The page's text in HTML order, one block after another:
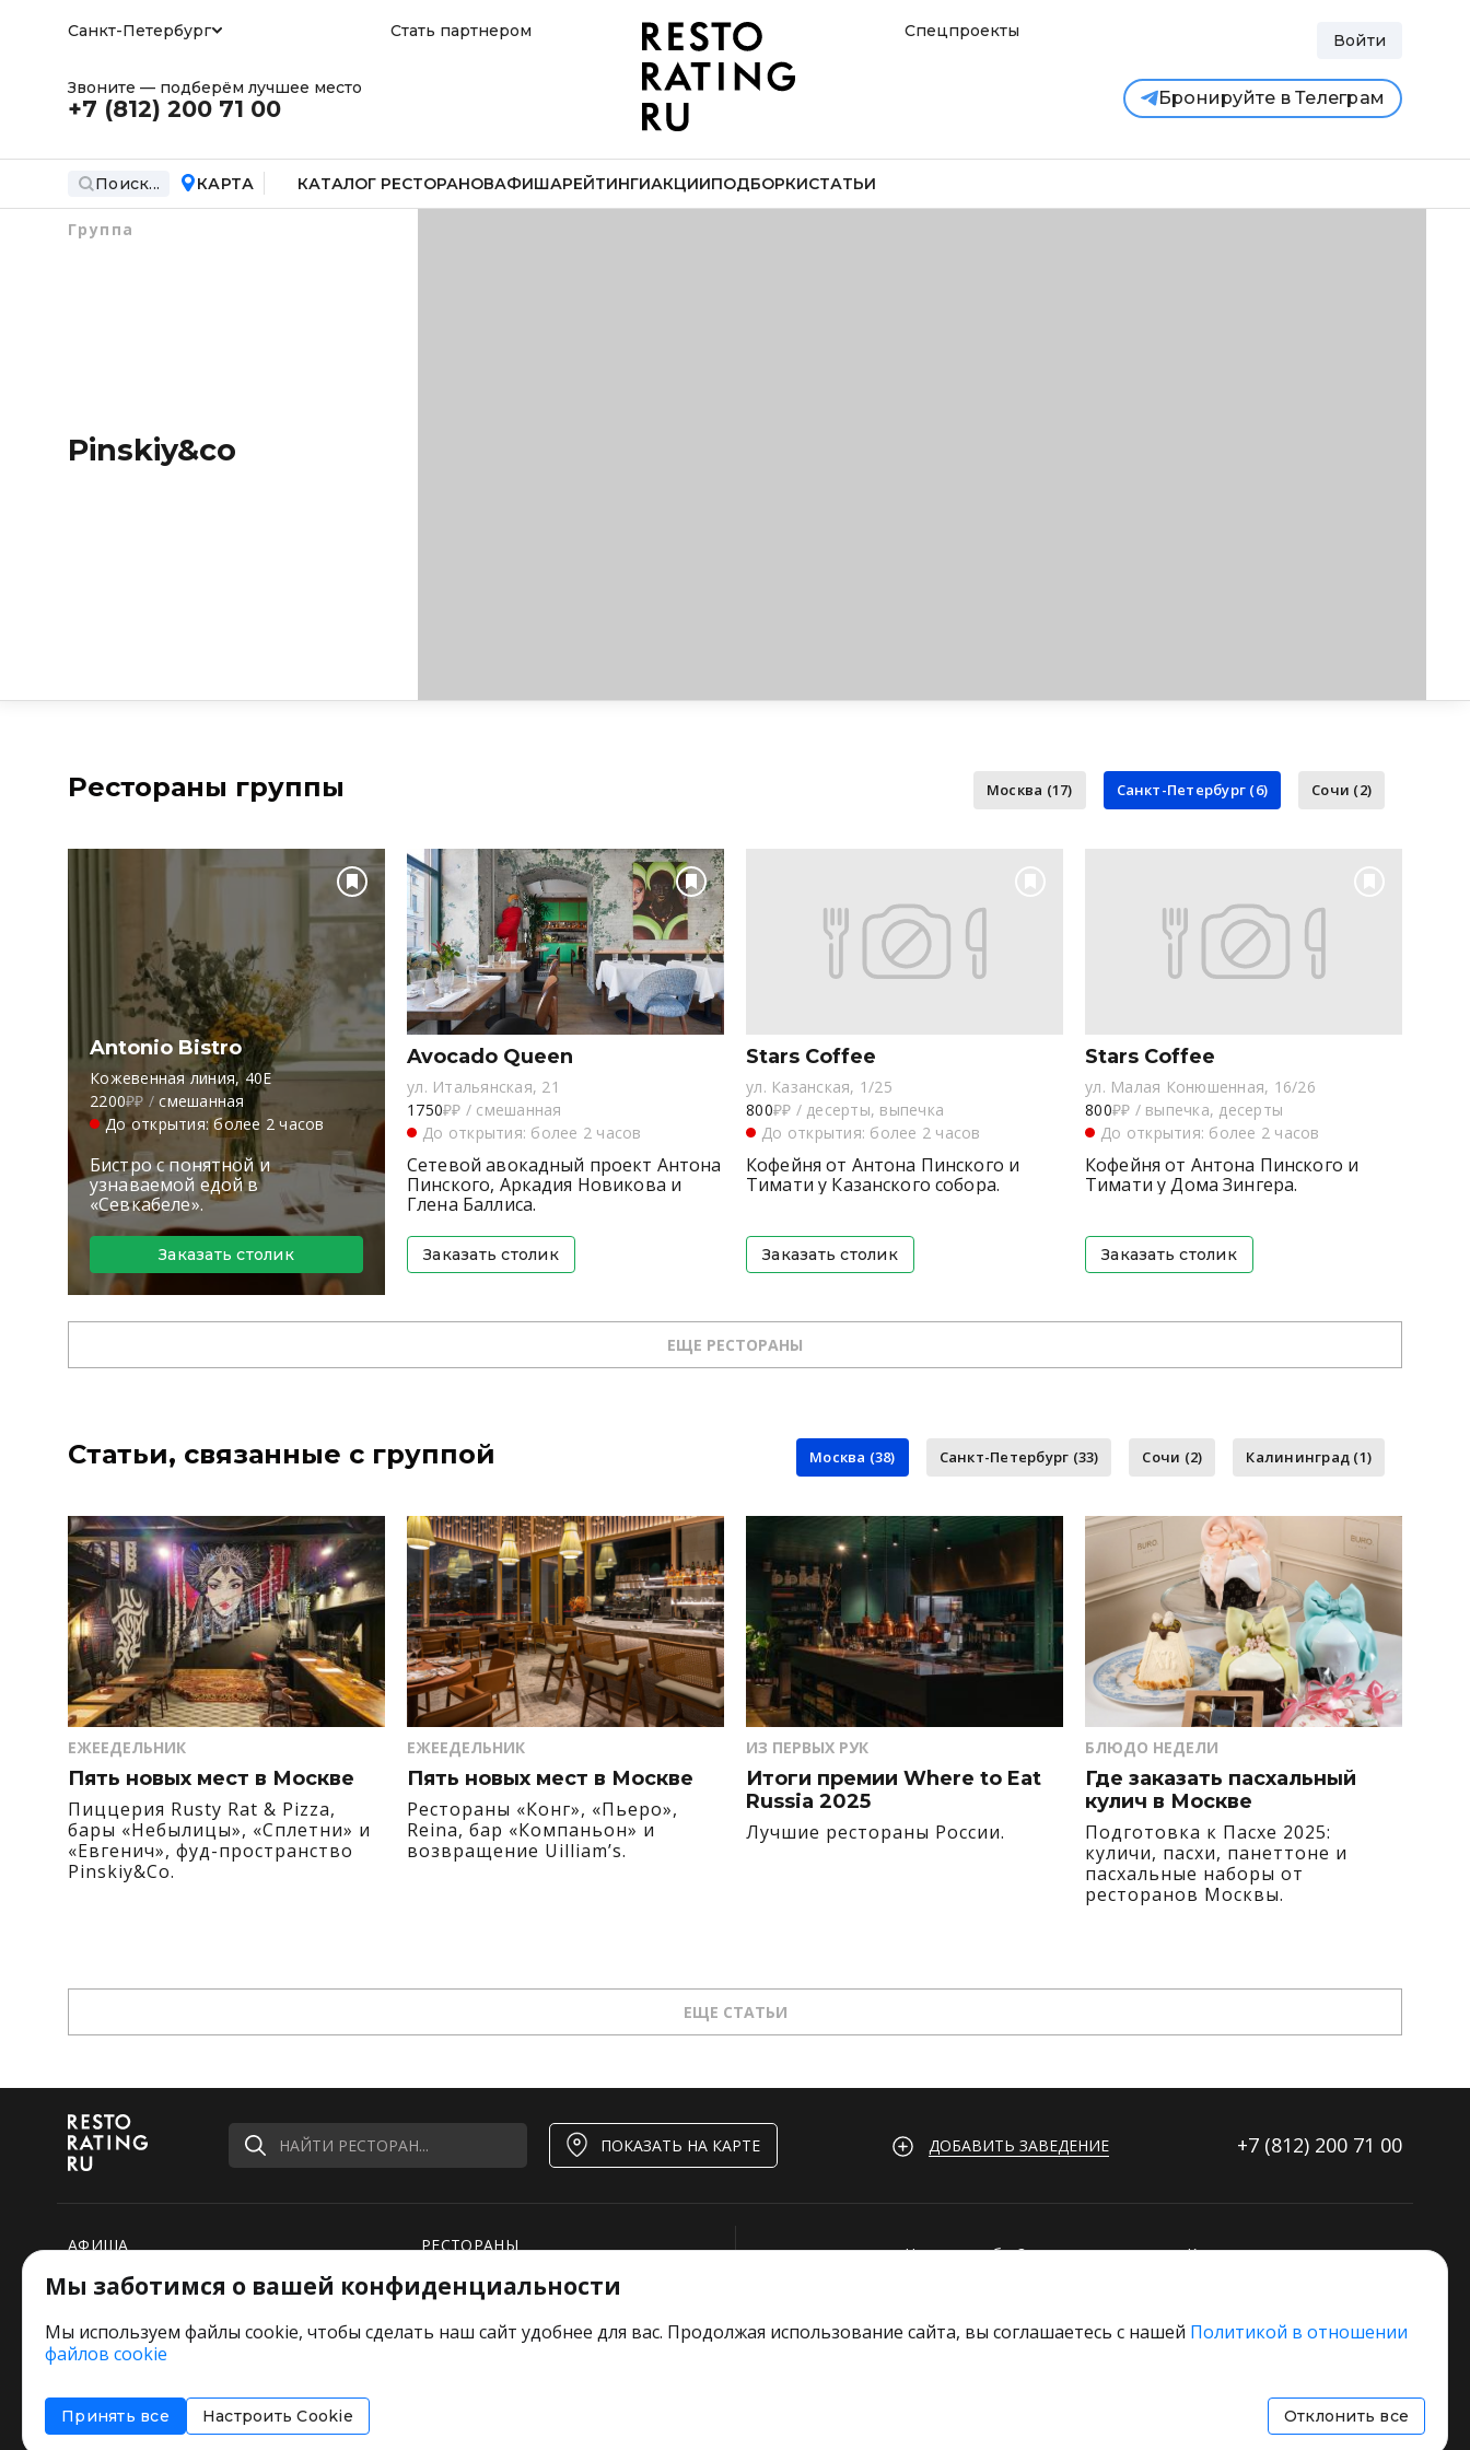
Санкт-Петербург Стать партнером Спецпроекты Войти
Звоните — подберём лучшее место
+7 (812) 200 71 00 Бронируйте в Телеграм
Поиск... КАРТА КАТАЛОГ РЕСТОРАНОВАФИШАРЕЙТИНГИАКЦИИПОДБОРКИСТАТЬИ
Группа
Pinskiy&co
Рестораны группы Москва (17) Санкт-Петербург (6) Сочи (2)
Antonio Bistro
Кожевенная линия, 40Е
2200₽₽ /смешанная
До открытия: более 2 часов
Бистро с понятной и
узнаваемой едой в
«Севкабеле».
Заказать столик
Avocado Queen
ул. Итальянская, 21
1750₽₽ / смешанная
До открытия: более 2 часов
Сетевой авокадный проект Антона
Пинского, Аркадия Новикова и
Глена Баллиса.
Заказать столик
Stars Coffee
ул. Казанская, 1/25
800₽₽ / десерты, выпечка
До открытия: более 2 часов
Кофейня от Антона Пинского и
Тимати у Казанского собора.
Заказать столик
Stars Coffee
ул. Малая Конюшенная, 16/26
800₽₽ / выпечка, десерты
До открытия: более 2 часов
Кофейня от Антона Пинского и
Тимати у Дома Зингера.
Заказать столик
ЕЩЕ РЕСТОРАНЫ
Статьи, связанные с группой Москва (38) Санкт-Петербург (33) Сочи (2) Калининград (1)
ЕЖЕЕДЕЛЬНИК
Пять новых мест в Москве
Пиццерия Rusty Rat & Pizza,
бары «Небылицы», «Сплетни» и
«Евгенич», фуд-пространство
Pinskiy&Co.
ЕЖЕЕДЕЛЬНИК
Пять новых мест в Москве
Рестораны «Конг», «Пьеро»,
Reina, бар «Компаньон» и
возвращение Uilliam’s.
ИЗ ПЕРВЫХ РУК
Итоги премии Where to Eat
Russia 2025
Лучшие рестораны России.
БЛЮДО НЕДЕЛИ
Где заказать пасхальный
кулич в Москве
Подготовка к Пасхе 2025:
куличи, пасхи, панеттоне и
пасхальные наборы от
ресторанов Москвы.
ЕЩЕ СТАТЬИ
НАЙТИ РЕСТОРАН... ПОКАЗАТЬ НА КАРТЕ ДОБАВИТЬ ЗАВЕДЕНИЕ +7 (812) 200 71 00
АФИША
РЕСТОРАНЫ
РЕЙТИНГИ
НОВОСТИ
СПЕЦПРОЕКТЫ
РЕДАКЦИЯ ШУТИТ
Нашли ошибку?
Вакансии
Контакты
Основной стек технологий
Мы заботимся о вашей конфиденциальности
Мы используем файлы cookie, чтобы сделать наш сайт удобнее для вас. Продолжая использование сайта, вы соглашаетесь с нашей Политикой в отношении
файлов cookie
Принять все Настроить Cookie Отклонить все